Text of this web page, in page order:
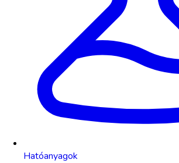
Hatóanyagok